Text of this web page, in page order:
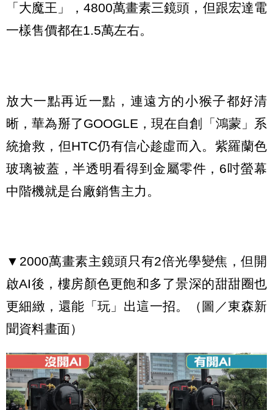
「大魔王」，4800萬畫素三鏡頭，但跟宏達電
一樣售價都在1.5萬左右。
放大一點再近一點，連遠方的小猴子都好清
晰，華為掰了GOOGLE，現在自創「鴻蒙」系
統搶救，但HTC仍有信心趁虛而入。紫羅蘭色
玻璃被蓋，半透明看得到金屬零件，6吋螢幕
中階機就是台廠銷售主力。
▼2000萬畫素主鏡頭只有2倍光學變焦，但開
啟AI後，樓房顏色更飽和多了景深的甜甜圈也
更細緻，還能「玩」出這一招。（圖／東森新
聞資料畫面）